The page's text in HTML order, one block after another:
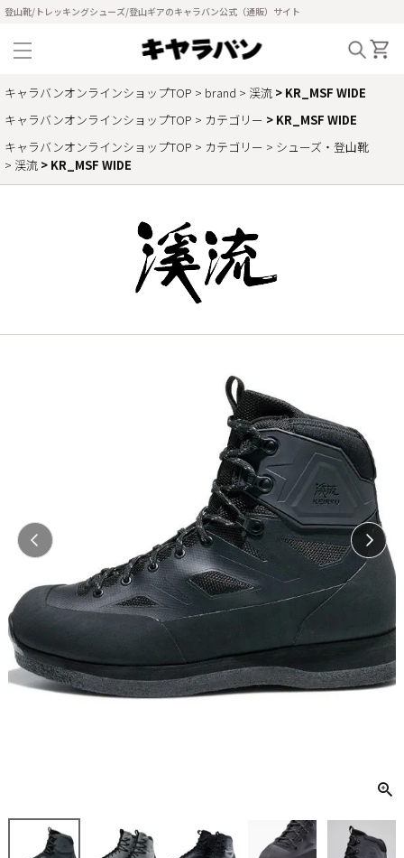
登山靴/トレッキングシューズ/登山ギアのキャラバン公式（通販）サイト
キャラバンオンラインショップTOP brand 渓流
KR_MSF WIDE
キャラバンオンラインショップTOP
カテゴリー
KR_MSF WIDE
キャラバンオンラインショップTOP
カテゴリー
シューズ・登山靴
渓流
KR_MSF WIDE